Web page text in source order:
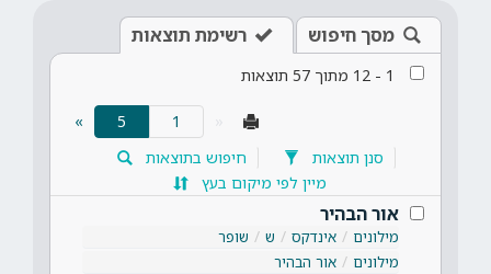
מסך חיפוש רשימת תוצאות
1
-
12 מתוך 57 תוצאות
5
(current)
»
סנן תוצאות
חיפוש בתוצאות
מיין לפי מיקום בעץ
אור הבהיר
מילונים אינדקס ש
שופר
מילונים
אור הבהיר